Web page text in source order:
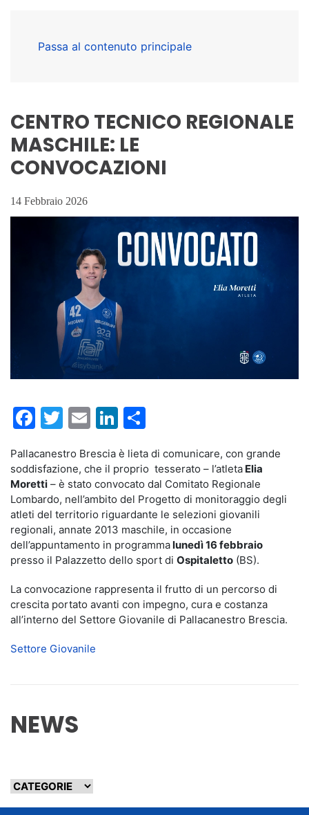
Passa al contenuto principale
CENTRO TECNICO REGIONALE
MASCHILE: LE
CONVOCAZIONI
14 Febbraio 2026
Facebook
Twitter
EmailLinkedIn
Pallacanestro Brescia è lieta di comunicare, con grande
soddisfazione, che il proprio tesserato – l’atleta Elia
Moretti – è stato convocato dal Comitato Regionale
Lombardo, nell’ambito del Progetto di monitoraggio degli
atleti del territorio riguardante le selezioni giovanili
regionali, annate 2013 maschile, in occasione
dell’appuntamento in programmalunedì 16 febbraio
presso il Palazzetto dello sport di Ospitaletto (BS).
La convocazione rappresenta il frutto di un percorso di
crescita portato avanti con impegno, cura e costanza
all’interno del Settore Giovanile di Pallacanestro Brescia.
Settore Giovanile
NEWS